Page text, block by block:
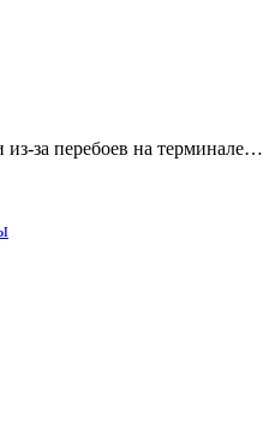
за перебоев на терминале…